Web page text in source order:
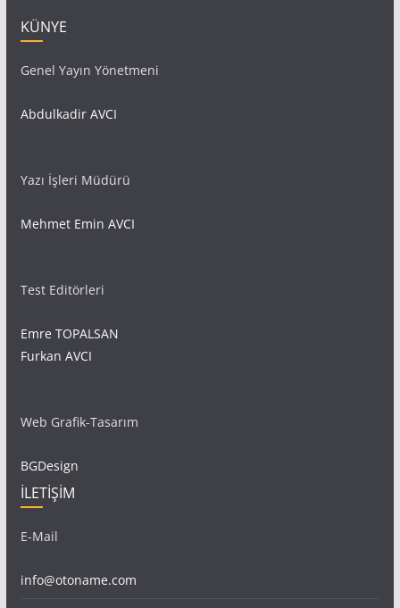
KÜNYE
Genel Yayın Yönetmeni
Abdulkadir AVCI
Yazı İşleri Müdürü
Mehmet Emin AVCI
Test Editörleri
Emre TOPALSAN
Furkan AVCI
Web Grafik-Tasarım
BGDesign
İLETİŞİM
E-Mail
info@otoname.com